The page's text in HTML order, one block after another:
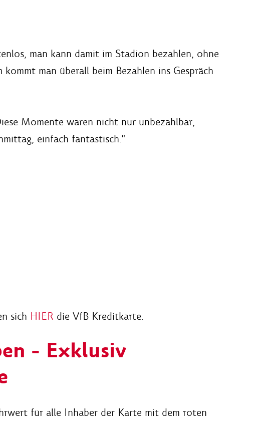
man kann damit im Stadion bezahlen, ohne
man überall beim Bezahlen ins Gespräch
Momente waren nicht nur unbezahlbar,
einfach fantastisch."
sich HIER die VfB Kreditkarte.
- Exklusiv
für alle Inhaber der Karte mit dem roten